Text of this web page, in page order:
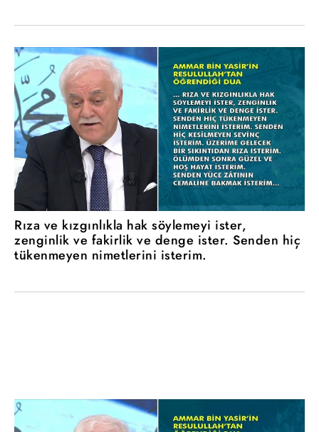
Rıza ve kızgınlıkla hak söylemeyi ister,
zenginlik ve fakirlik ve denge ister. Senden hiç
tükenmeyen nimetlerini isterim.